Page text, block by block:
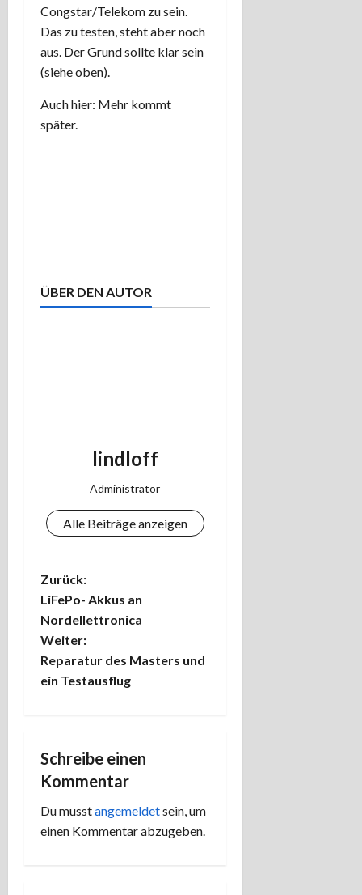
Congstar/Telekom zu sein.
Das zu testen, steht aber noch
aus. Der Grund sollte klar sein
(siehe oben).
Auch hier: Mehr kommt
später.
ÜBER DEN AUTOR
lindloff
Administrator
Alle Beiträge anzeigen
B
e
i
t
a
g
s
Zurück:
LiFePo- Akkus an
Nordellettronica
Weiter:
Reparatur des Masters und
ein Testausflug
Schreibe einen
Kommentar
Du musstangemeldetsein, um
einen Kommentar abzugeben.